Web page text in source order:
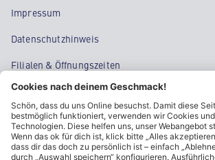
Impressum
Datenschutzhinweis
Filialen & Öffnungszeiten
Kontakt
Cookie-Einstellungen
Kundeninformationen